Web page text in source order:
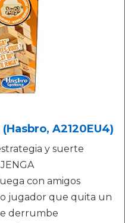
A2120EU4)
y suerte
con amigos
jugador que quita un
derrumbe